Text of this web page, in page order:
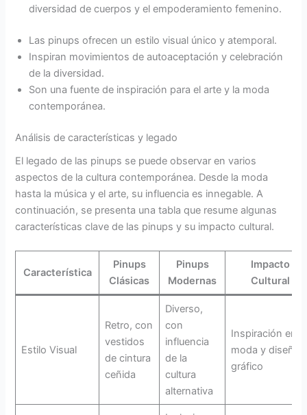
diversidad de cuerpos y el empoderamiento femenino.
Las pinups ofrecen un estilo visual único y atemporal.
Inspiran movimientos de autoaceptación y celebración
de la diversidad.
Son una fuente de inspiración para el arte y la moda
contemporánea.
Análisis de características y legado
El legado de las pinups se puede observar en varios
aspectos de la cultura contemporánea. Desde la moda
hasta la música y el arte, su influencia es innegable. A
continuación, se presenta una tabla que resume algunas
características clave de las pinups y su impacto cultural.
Característica
Pinups
Clásicas
Pinups
Modernas
Impacto
Cultural
Estilo Visual
Retro, con
vestidos
de cintura
ceñida
Diverso,
con
influencia
de la
cultura
alternativa
Inspiración en
moda y diseño
gráfico